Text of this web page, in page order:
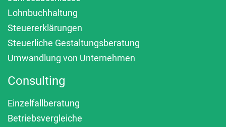
Lohnbuchhaltung
Steuererklärungen
Steuerliche Gestaltungsberatung
Umwandlung von Unternehmen
Consulting
Einzelfallberatung
Betriebsvergleiche